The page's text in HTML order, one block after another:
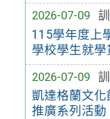
2026-07-09
115學年度上
學校學生就
2026-07-09
凱達格蘭文
推廣系列活動